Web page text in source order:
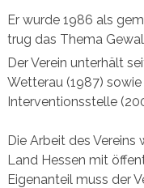
Er wurde 1986 als
trug das Thema
Der Verein unterhält
Wetterau (1987)
Interventionsstelle
Die Arbeit des
Land Hessen mit
Eigenanteil muss der